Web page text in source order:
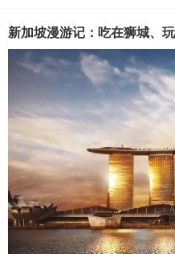
新加坡漫游记：吃在狮城、